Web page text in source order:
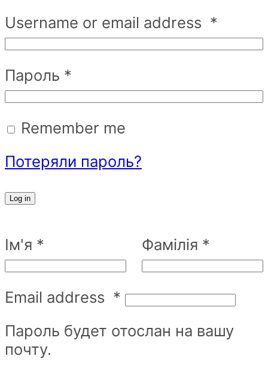
Username or email address *
Пароль *
Remember me
Потеряли пароль?
Log in
Ім'я * Фамілія *
Email address *
Пароль будет отослан на вашу
почту.